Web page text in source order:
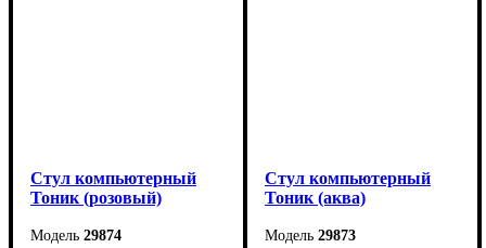
Стул компьютерный
Тоник (розовый)
29874
Стул компьютерный
Тоник (аква)
29873